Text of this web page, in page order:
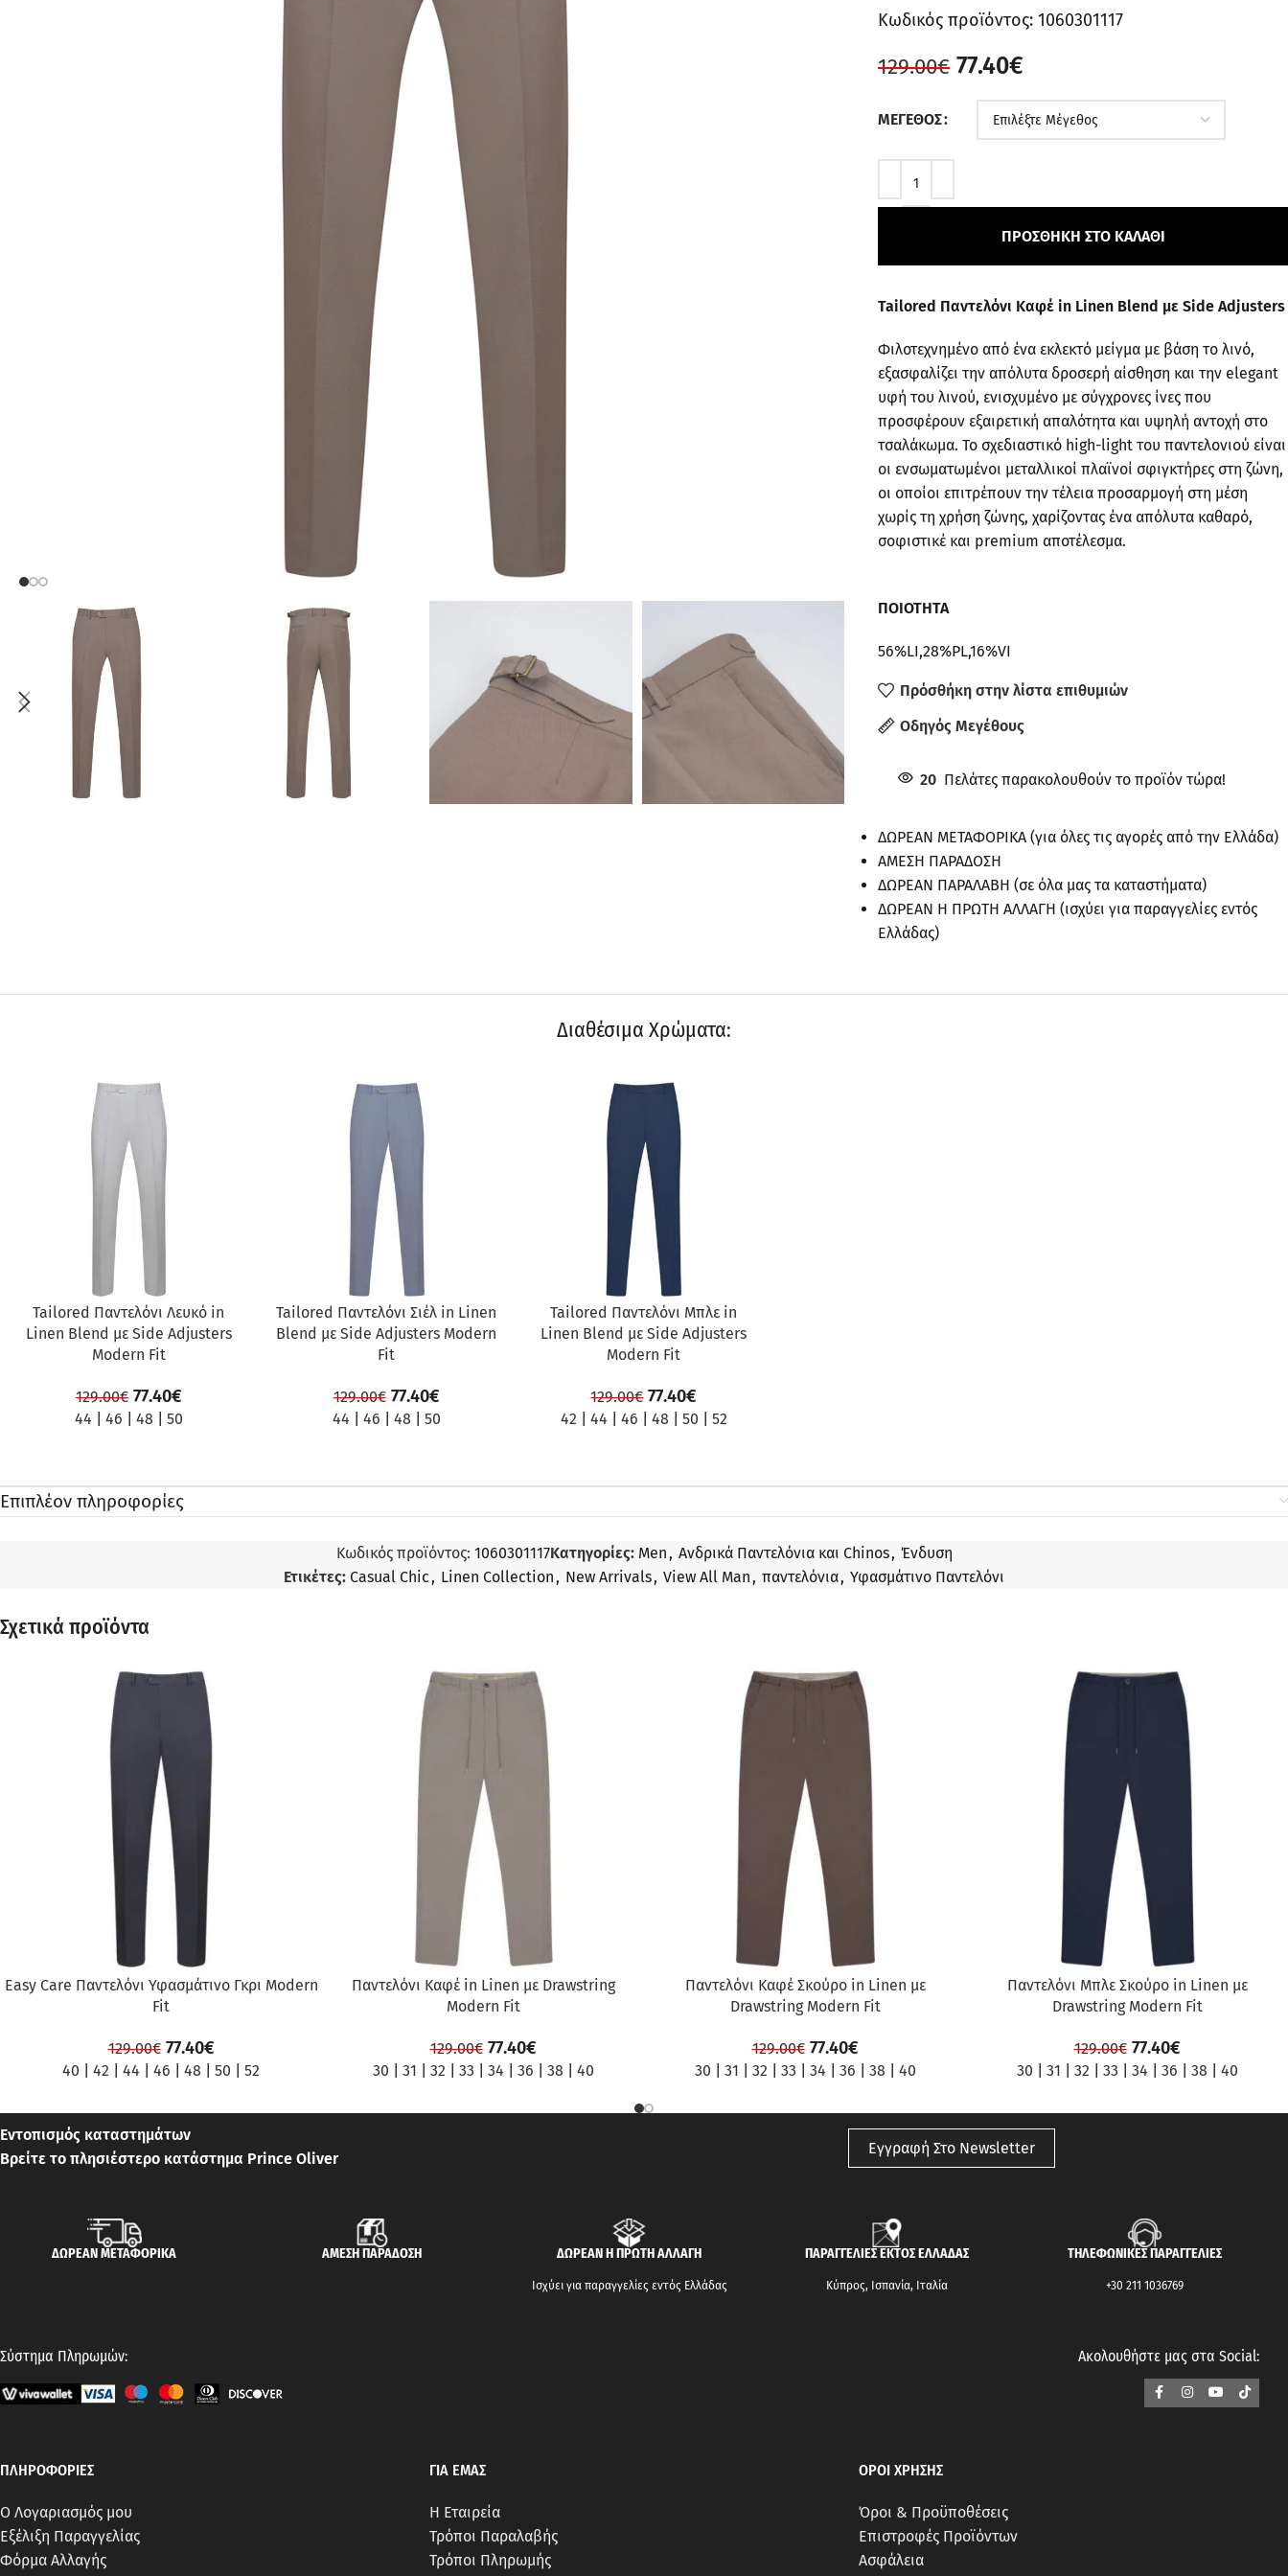
Κωδικός προϊόντος: 1060301117
129.00€ 77.40€
ΜΈΓΕΘΟΣ
ΠΡΟΣΘΉΚΗ ΣΤΟ ΚΑΛΆΘΙ
Tailored Παντελόνι Καφέ in Linen Blend με Side Adjusters
Φιλοτεχνημένο από ένα εκλεκτό μείγμα με βάση το λινό,
εξασφαλίζει την απόλυτα δροσερή αίσθηση και την elegant
υφή του λινού, ενισχυμένο με σύγχρονες ίνες που
προσφέρουν εξαιρετική απαλότητα και υψηλή αντοχή στο
τσαλάκωμα. Το σχεδιαστικό high-light του παντελονιού είναι
οι ενσωματωμένοι μεταλλικοί πλαϊνοί σφιγκτήρες στη ζώνη,
οι οποίοι επιτρέπουν την τέλεια προσαρμογή στη μέση
χωρίς τη χρήση ζώνης, χαρίζοντας ένα απόλυτα καθαρό,
σοφιστικέ και premium αποτέλεσμα.
ΠΟΙΟΤΗΤΑ
56%LI,28%PL,16%VI
Πρόσθήκη στην λίστα επιθυμιών
Οδηγός Μεγέθους
20 Πελάτες παρακολουθούν το προϊόν τώρα!
ΔΩΡΕΑΝ ΜΕΤΑΦΟΡΙΚΑ (για όλες τις αγορές από την Ελλάδα)
ΑΜΕΣΗ ΠΑΡΑΔΟΣΗ
ΔΩΡΕΑΝ ΠΑΡΑΛΑΒΗ (σε όλα μας τα καταστήματα)
ΔΩΡΕΑΝ Η ΠΡΩΤΗ ΑΛΛΑΓΗ (ισχύει για παραγγελίες εντός
Ελλάδας)
Διαθέσιμα Χρώματα:
ΠΡΟΣΦΟΡΆ
Tailored Παντελόνι Λευκό in
Linen Blend με Side Adjusters
Modern Fit
129.00€ 77.40€
44 46 48 50
ΠΡΟΣΦΟΡΆ
Tailored Παντελόνι Σιέλ in Linen
Blend με Side Adjusters Modern
Fit
129.00€ 77.40€
44 46 48 50
ΠΡΟΣΦΟΡΆ
Tailored Παντελόνι Μπλε in
Linen Blend με Side Adjusters
Modern Fit
129.00€ 77.40€
42 44 46 48 50 52
Επιπλέον πληροφορίες
Κωδικός προϊόντος: 1060301117Κατηγορίες: Men , Ανδρικά Παντελόνια και Chinos, Ένδυση
Ετικέτες: Casual Chic , Linen Collection , New Arrivals, View All Man , παντελόνια, Υφασμάτινο Παντελόνι
Σχετικά προϊόντα
Easy Care Παντελόνι Υφασμάτινο Γκρι Modern
Fit
129.00€ 77.40€
40 42 44 46 48 50 52
Παντελόνι Καφέ in Linen με Drawstring
Modern Fit
129.00€ 77.40€
30 31 32 33 34 36 38 40
Παντελόνι Καφέ Σκούρο in Linen με
Drawstring Modern Fit
129.00€ 77.40€
30 31 32 33 34 36 38 40
Παντελόνι Μπλε Σκούρο in Linen με
Drawstring Modern Fit
129.00€ 77.40€
30 31 32 33 34 36 38 40
Εντοπισμός καταστημάτων
Βρείτε το πλησιέστερο κατάστημα Prince Oliver
Εγγραφή Στο Newsletter
ΔΩΡΕΑΝ ΜΕΤΑΦΟΡΙΚΑ ΑΜΕΣΗ ΠΑΡΑΔΟΣΗ ΔΩΡΕΑΝ Η ΠΡΩΤΗ ΑΛΛΑΓΗ
Ισχύει για παραγγελίες εντός Ελλάδας
ΠΑΡΑΓΓΕΛΙΕΣ ΕΚΤΟΣ ΕΛΛΑΔΑΣ
Κύπρος, Ισπανία, Ιταλία
ΤΗΛΕΦΩΝΙΚΕΣ ΠΑΡΑΓΓΕΛΙΕΣ
+30 211 1036769
Σύστημα Πληρωμών: Ακολουθήστε μας στα Social:
ΠΛΗΡΟΦΟΡΙΕΣ
Ο Λογαριασμός μου
Εξέλιξη Παραγγελίας
Φόρμα Αλλαγής
ΓΙΑ ΕΜΑΣ
Η Εταιρεία
Τρόποι Παραλαβής
Τρόποι Πληρωμής
ΟΡΟΙ ΧΡΗΣΗΣ
Όροι & Προϋποθέσεις
Επιστροφές Προϊόντων
Ασφάλεια